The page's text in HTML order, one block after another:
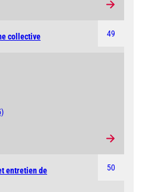
49
collective
50
entretien de